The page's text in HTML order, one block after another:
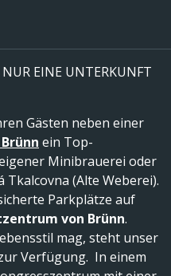
EINE UNTERKUNFT
Gästen neben einer
ein Top-
Minibrauerei oder
(Alte Weberei).
Parkplätze auf
von Brünn.
mag, steht unser
Verfügung. In einem